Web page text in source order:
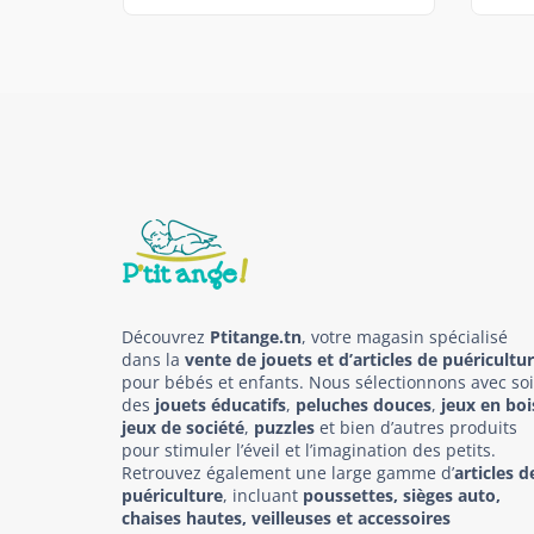
Découvrez Ptitange.tn, votre magasin spécialisé
dans la vente de jouets et d’articles de
pour bébés et enfants. Nous sélectionnons avec
des jouets éducatifs, peluches douces, jeux en
jeux de société, puzzles et bien d’autres produits
pour stimuler l’éveil et l’imagination des petits.
Retrouvez également une large gamme d’articles
puériculture, incluant poussettes, sièges auto,
chaises hautes, veilleuses et accessoires